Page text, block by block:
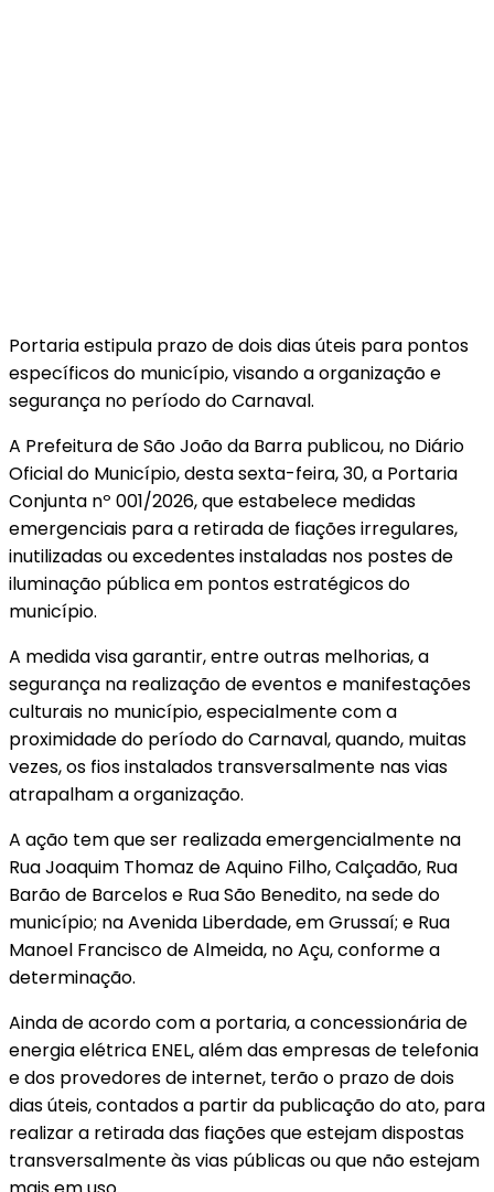
Portaria estipula prazo de dois dias úteis para pontos
específicos do município, visando a organização e
segurança no período do Carnaval.
A Prefeitura de São João da Barra publicou, no Diário
Oficial do Município, desta sexta-feira, 30, a Portaria
Conjunta nº 001/2026, que estabelece medidas
emergenciais para a retirada de fiações irregulares,
inutilizadas ou excedentes instaladas nos postes de
iluminação pública em pontos estratégicos do
município.
A medida visa garantir, entre outras melhorias, a
segurança na realização de eventos e manifestações
culturais no município, especialmente com a
proximidade do período do Carnaval, quando, muitas
vezes, os fios instalados transversalmente nas vias
atrapalham a organização.
A ação tem que ser realizada emergencialmente na
Rua Joaquim Thomaz de Aquino Filho, Calçadão, Rua
Barão de Barcelos e Rua São Benedito, na sede do
município; na Avenida Liberdade, em Grussaí; e Rua
Manoel Francisco de Almeida, no Açu, conforme a
determinação.
Ainda de acordo com a portaria, a concessionária de
energia elétrica ENEL, além das empresas de telefonia
e dos provedores de internet, terão o prazo de dois
dias úteis, contados a partir da publicação do ato, para
realizar a retirada das fiações que estejam dispostas
transversalmente às vias públicas ou que não estejam